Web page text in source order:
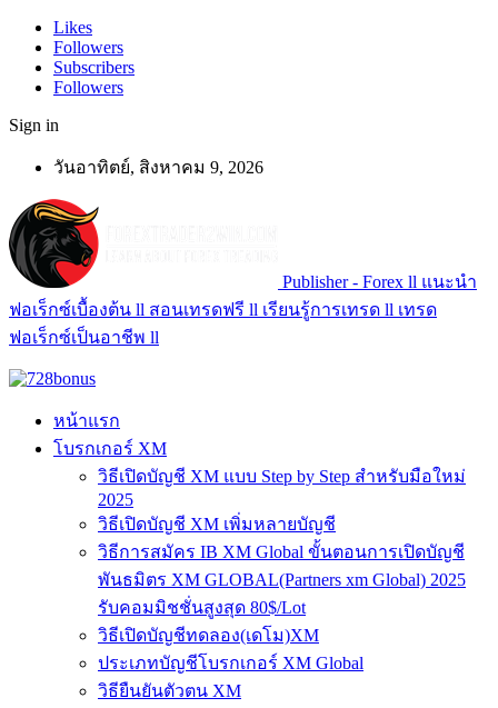
Likes
Followers
Subscribers
Followers
Sign in
วันอาทิตย์, สิงหาคม 9, 2026
Publisher - Forex ll แนะนำ
ฟอเร็กซ์เบื้องต้น ll สอนเทรดฟรี ll เรียนรู้การเทรด ll เทรด
ฟอเร็กซ์เป็นอาชีพ ll
หน้าแรก
โบรกเกอร์ XM
วิธีเปิดบัญชี XM แบบ Step by Step สำหรับมือใหม่
2025
วิธีเปิดบัญชี XM เพิ่มหลายบัญชี
วิธีการสมัคร IB XM Global ขั้นตอนการเปิดบัญชี
พันธมิตร XM GLOBAL(Partners xm Global) 2025
รับคอมมิชชั่นสูงสุด 80$/Lot
วิธีเปิดบัญชีทดลอง(เดโม)XM
ประเภทบัญชีโบรกเกอร์ XM Global
วิธียืนยันตัวตน XM